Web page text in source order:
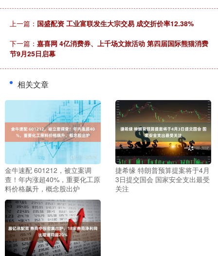
上一篇： 国盛配资 工业富联发生大宗交易 成交折价率12.38%
下一篇： 嘉喜网 4亿消费券、上千场文旅活动 第四届国际熊猫消费
节9月25日启幕
相关文章
金牛速配 601212，被立案调
查！年内涨超40%，重要化工原
料价格飙升，概念股出炉
捷希缘 特朗普预算提案将于4月
3日提交国会 国家安全支出最受
关注